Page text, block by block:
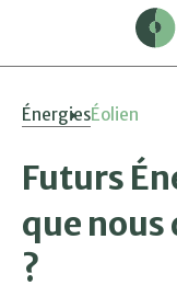
ÉnergiesÉolien
Futurs
que nous
?